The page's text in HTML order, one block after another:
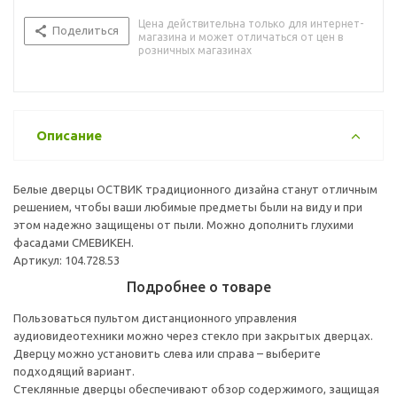
Поделиться
Цена действительна только для интернет-
магазина и может отличаться от цен в
розничных магазинах
Описание
Белые дверцы ОСТВИК традиционного дизайна станут отличным
решением, чтобы ваши любимые предметы были на виду и при
этом надежно защищены от пыли. Можно дополнить глухими
фасадами СМЕВИКЕН.
Артикул: 104.728.53
Подробнее о товаре
Пользоваться пультом дистанционного управления
аудиовидеотехники можно через стекло при закрытых дверцах.
Дверцу можно установить слева или справа – выберите
подходящий вариант.
Стеклянные дверцы обеспечивают обзор содержимого, защищая